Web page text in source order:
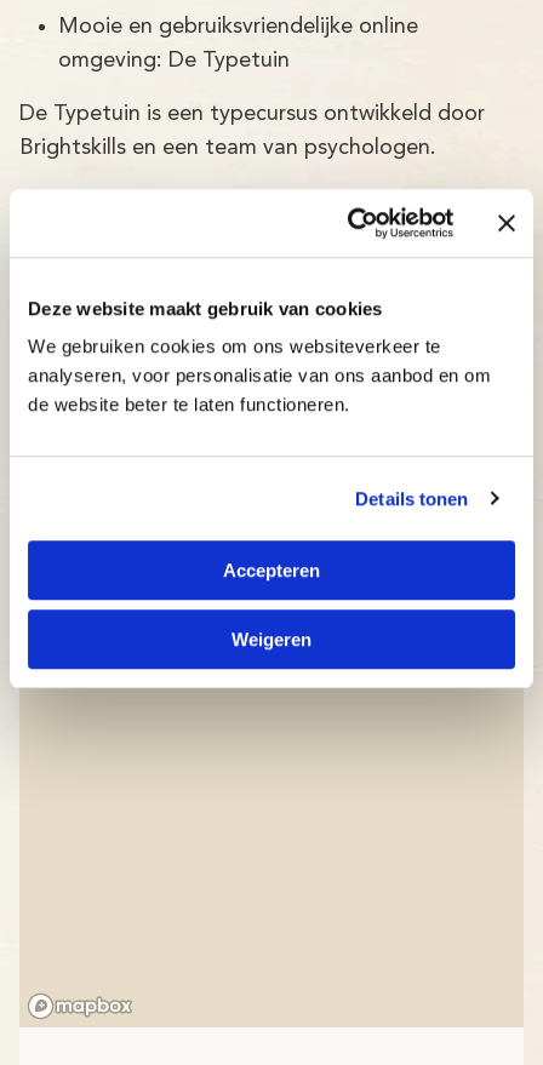
Deze website maakt gebruik van cookies
We gebruiken cookies om ons websiteverkeer te
analyseren, voor personalisatie van ons aanbod en om
de website beter te laten functioneren.
Details tonen
Accepteren
Weigeren
Mooie en gebruiksvriendelijke online
omgeving: De Typetuin
De Typetuin is een typecursus ontwikkeld door
Brightskills en een team van psychologen.
De Typetuin typecursus in Ospel is:
wetenschappelijke ontwikkelingen, met een
Adaptief: de typecursus past zich direct aan
het niveau van de cursist aan.